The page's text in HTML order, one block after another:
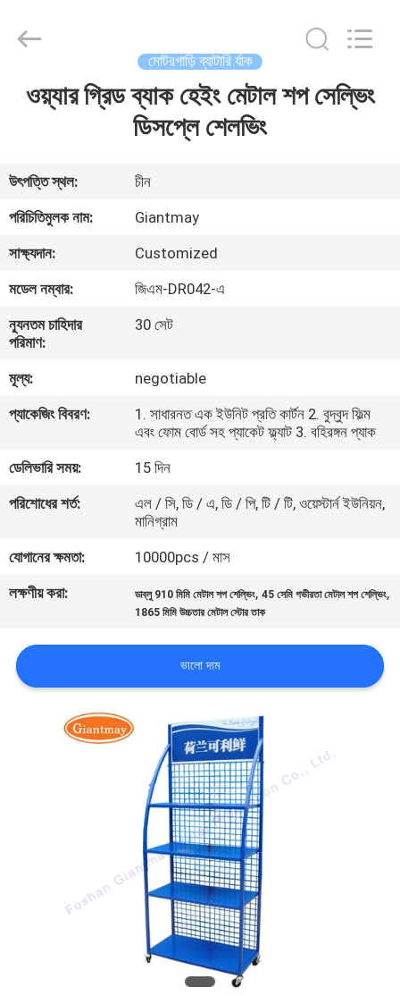
বাড়ি
আমাদের
সম্পর্কে
কারখানা
ভ্রমণ
মান
নিয়ন্ত্রণ
যোগাযোগ
করুন
খবর
সাইট
Rights
মোটরগাড়ি ব্যাটারি র্যাক
ওয়্যার গ্রিড ব্যাক হেইং মেটাল শপ সেল্ভিং
ডিসপ্লে শেলভিং
উৎপত্তি স্থল:
চীন
পরিচিতিমুলক নাম:
Giantmay
সাক্ষ্যদান:
Customized
মডেল নম্বার:
জিএম-DR042-এ
ন্যূনতম চাহিদার
পরিমাণ:
30 সেট
মূল্য:
negotiable
প্যাকেজিং বিবরণ:
1. সাধারনত এক ইউনিট প্রতি কার্টন 2. বুদ্বুদ ফিল্ম
এবং ফোম বোর্ড সহ প্যাকেট ফ্ল্যাট 3. বহিরঙ্গন প্যাক
ডেলিভারি সময়:
15 দিন
পরিশোধের শর্ত:
এল / সি, ডি / এ, ডি / পি, টি / টি, ওয়েস্টার্ন ইউনিয়ন,
মানিগ্রাম
যোগানের ক্ষমতা:
10000pcs / মাস
লক্ষণীয় করা:
ডাব্লু 910 মিমি মেটাল শপ শেল্ভিং,45 সেমি গভীরতা মেটাল শপ শেল্ভিং,
1865 মিমি উচ্চতার মেটাল স্টোর তাক
ভালো দাম